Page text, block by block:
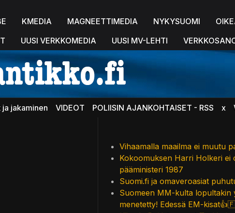
KMEDIA MAGNEETTIMEDIA NYKYSUOMI
UUSI VERKKOMEDIA UUSI MV-LEHTI
ja jakaminen VIDEOT POLIISIN AJANKOHTAISET - RSS x
Vihaamalla maailma ei muutu
Kokoomuksen Harri Holkeri ei
pääministeri 1987
Suomi.fi ja omaveroasiat
Suomeen MM-kulta
menetetty! Edessä EM-